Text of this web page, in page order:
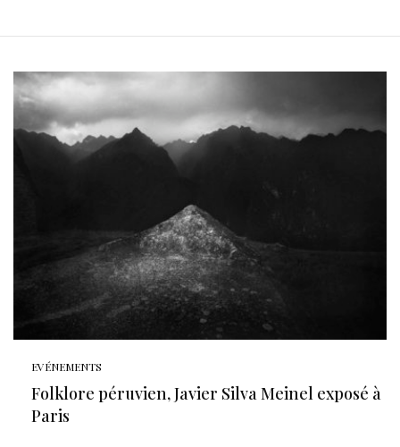
EVÉNEMENTS
Folklore péruvien, Javier Silva Meinel exposé à
Paris